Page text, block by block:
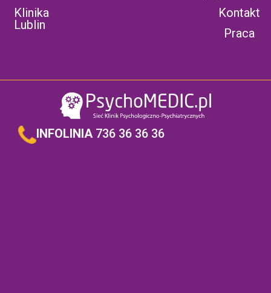
Klinika
Lublin
Kontakt
Praca
INFOLINIA 736 36 36 36